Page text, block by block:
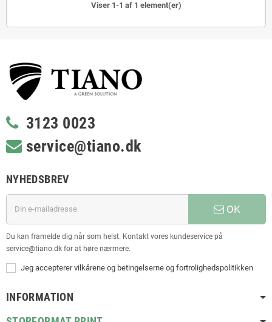
Viser 1-1 af 1 element(er)
3123 0023
service@tiano.dk
NYHEDSBREV
OK
Du kan framelde dig når som helst. Kontakt vores kundeservice på
service@tiano.dk for at høre nærmere.
Jeg accepterer vilkårene og betingelserne og fortrolighedspolitikken
INFORMATION